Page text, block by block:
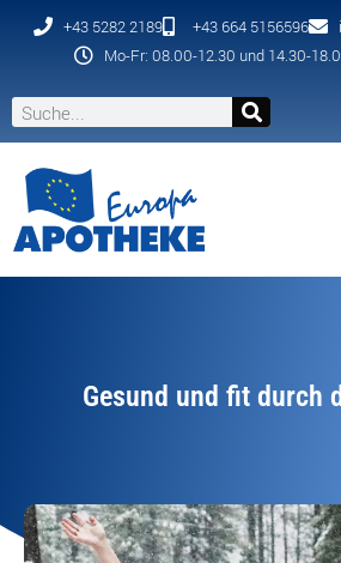
+43 5282 2189 +43 664 5156596
Mo-Fr: 08.00-12.30 und 14.30-
Gesund und fit durch